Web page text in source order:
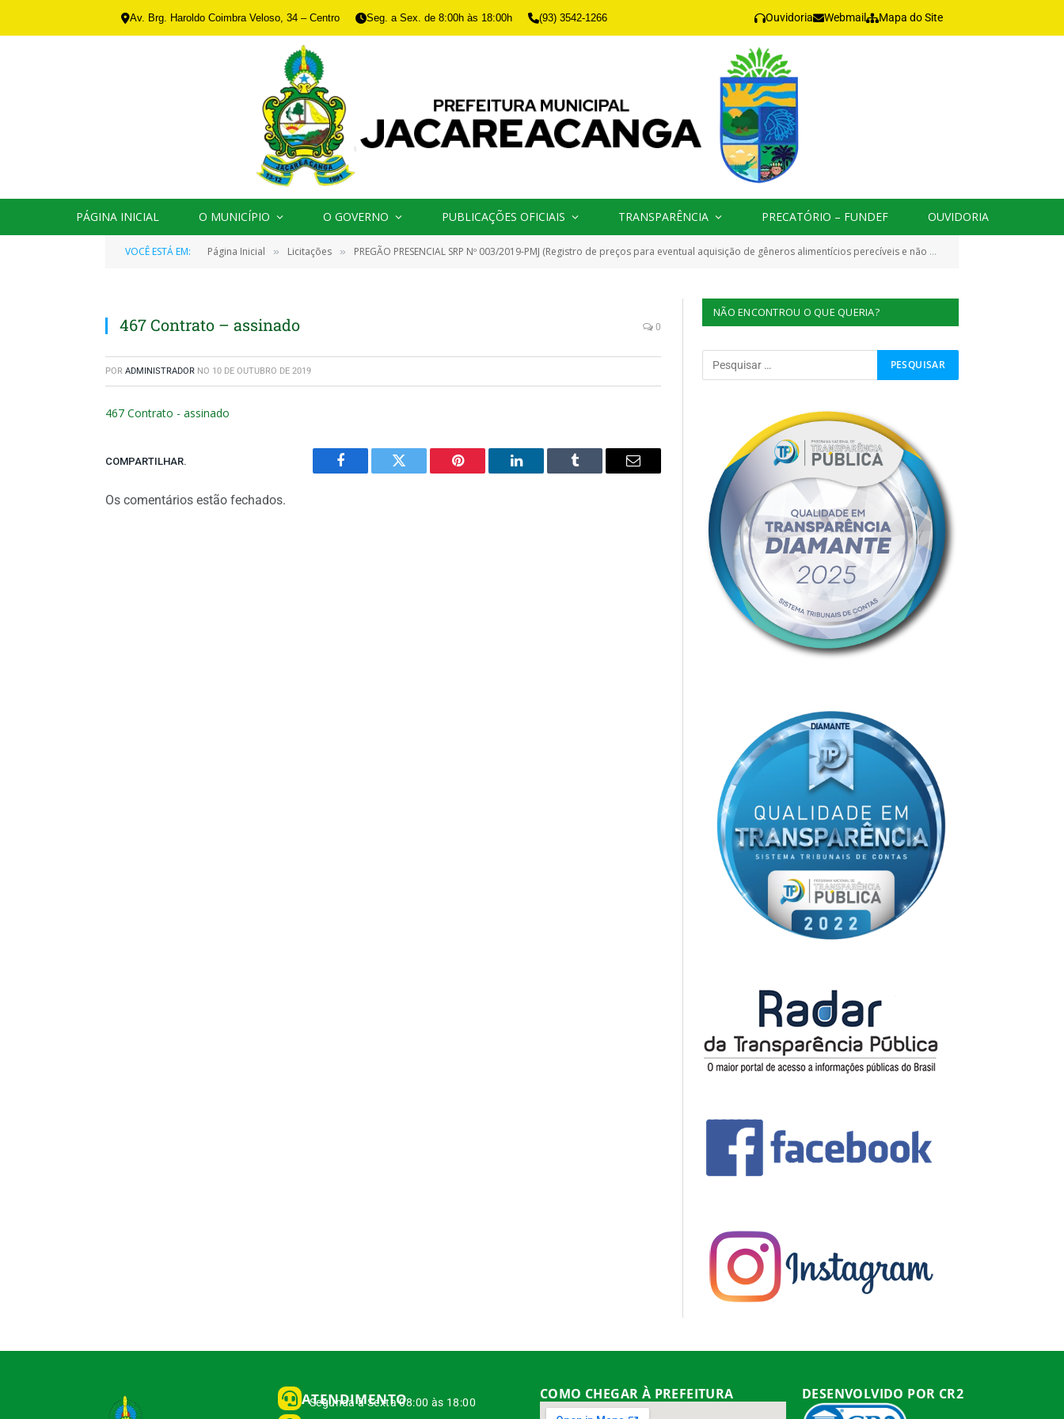
Av. Brg. Haroldo Coimbra Veloso, 34 – Centro Seg. a Sex. de 8:00h às 18:00h (93) 3542-1266 Ouvidoria Webmail Mapa do Site
PÁGINA INICIAL O MUNICÍPIO O GOVERNO PUBLICAÇÕES OFICIAIS TRANSPARÊNCIA PRECATÓRIO – FUNDEF OUVIDORIA
VOCÊ ESTÁ EM: Página Inicial » Licitações » PREGÃO PRESENCIAL SRP Nº 003/2019-PMJ (Registro de preços para eventual aquisição de gêneros alimentícios perecíveis e não perecíveis para a merenda escolar, destinados aos alunos da rede municipal (Ensino infantil, Fundamental, Médio, EJA e Escolas Indígenas))
467 Contrato – assinado 0
POR ADMINISTRADOR NO 10 DE OUTUBRO DE 2019
467 Contrato - assinado
COMPARTILHAR.
Facebook Twitter Pinterest
O
Tumblr
E-
Os comentários estão fechados.
NÃO ENCONTROU O QUE QUERIA?
ATENDIMENTO
Segunda à Sexta 08:00 às 18:00 COMO CHEGAR À PREFEITURA DESENVOLVIDO POR CR2